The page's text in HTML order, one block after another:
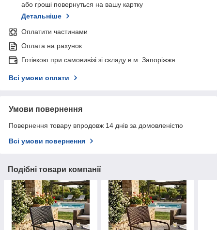
або гроші повернуться на вашу картку
Детальніше
Оплатити частинами
Оплата на рахунок
Готівкою при самовивізі зі складу в м. Запоріжжя
Всі умови оплати
Умови повернення
Повернення товару впродовж 14 днів за домовленістю
Всі умови повернення
Подібні товари компанії